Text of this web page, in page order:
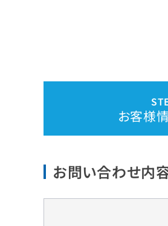
お客様
お問い合わせ内